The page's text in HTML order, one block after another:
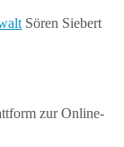
Sören Siebert
zur Online-